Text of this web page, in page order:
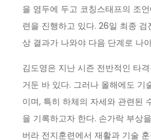
을 염두에 두고 코칭스태프의 조
련을 진행하고 있다. 26일 최종 검
상 결과가 나와야 다음 단계로 나
김도영은 지난 시즌 전반적인 타
거둔 바 있다. 그러나 올해에도 기
이며, 특히 하체의 자세와 관련된
을 기록하고자 한다. 손가락 부상
버라 전지훈련에서 재활과 기술